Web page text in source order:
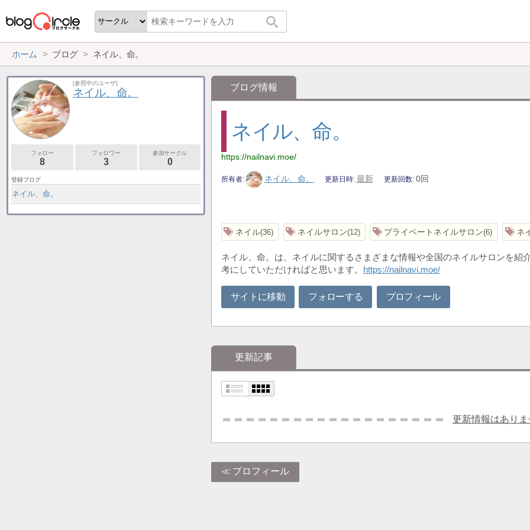
ホーム ブログ ネイル、命。
ブログ情報
ネイル、命。
https://nailnavi.moe/
所有者 ネイル、命。 更新日時 最新 更新回数 0回
ネイル 36 ネイルサロン 12 プライベートネイルサロン 6 ネ
ネイル、命。は、ネイルに関するさまざまな情報や全国のネイルサロンを
考にしていただければと思います。 https://nailnavi.moe/
サイトに移動 フォローする プロフィール
更新記事
更新情報はあり
プロフィール
[参照中のユーザ]
ネイル、命。
フォロー
8
フォロワー
3
参加サークル
0
登録ブログ
ネイル、命。